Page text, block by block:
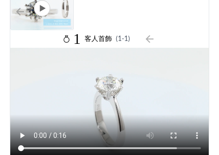
1 客人首飾 (1-1)